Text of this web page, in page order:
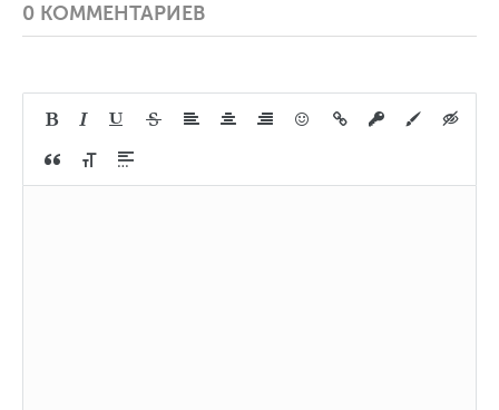
0 КОММЕНТАРИЕВ